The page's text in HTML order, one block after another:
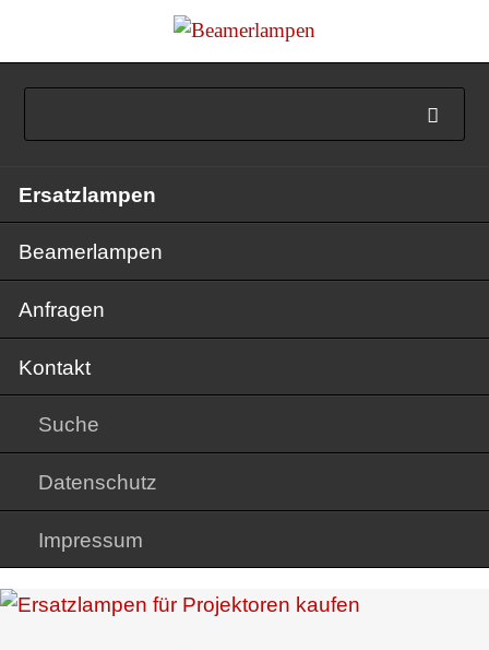
überspringen
Ersatzlampen
Beamerlampen
Anfragen
Kontakt
Suche
Datenschutz
Impressum